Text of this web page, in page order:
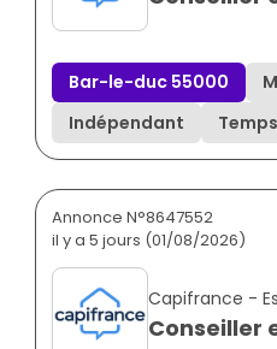
Bar-le-duc 55000
Indépendant
Annonce N°8647552
il y a 5 jours (01/08/2026)
Capifrance -
Conseiller